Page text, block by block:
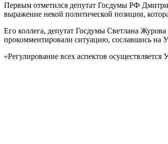
Первым отметился депутат Госдумы РФ
выражение некой политической позиции,
Его коллега, депутат Госдумы Светлана
прокомментировали ситуацию, сославшись на
«Регулирование всех аспектов